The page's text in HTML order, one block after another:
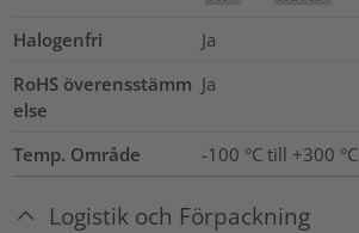
Halogenfri
Ja
RoHS överensstämm
else
Ja
Temp. Område -100 °C till +300 °C
Logistik och Förpackning